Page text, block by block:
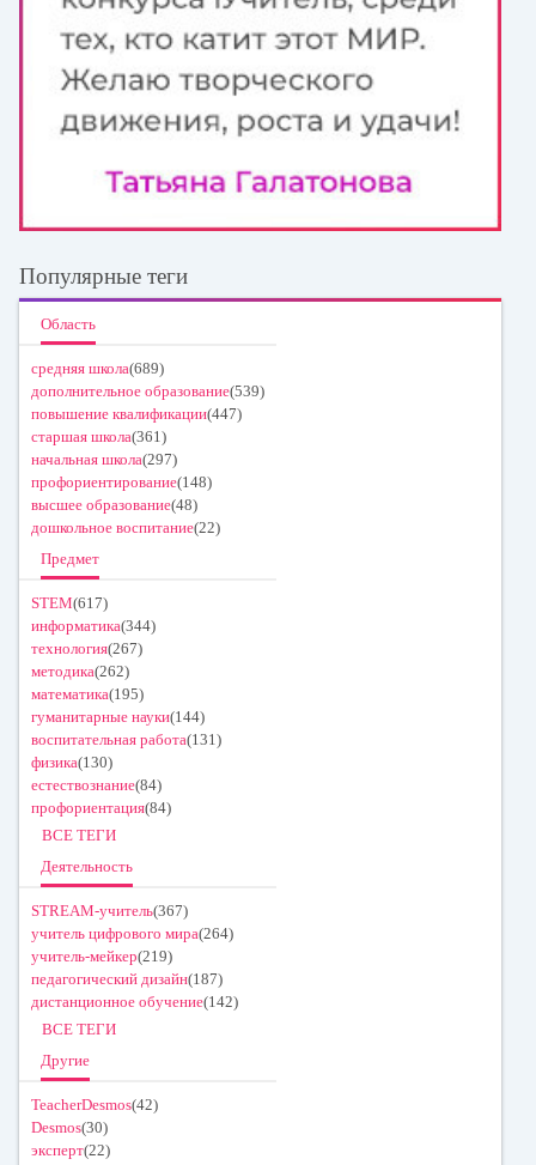
Популярные теги
Область
средняя школа(689)
дополнительное образование(539)
повышение квалификации(447)
старшая школа(361)
начальная школа(297)
профориентирование(148)
высшее образование(48)
дошкольное воспитание(22)
Предмет
STEM(617)
информатика(344)
технология(267)
методика(262)
математика(195)
гуманитарные науки(144)
воспитательная работа(131)
физика(130)
естествознание(84)
профориентация(84)
ВСЕ ТЕГИ
Деятельность
STREAM-учитель(367)
учитель цифрового мира(264)
учитель-мейкер(219)
педагогический дизайн(187)
дистанционное обучение(142)
ВСЕ ТЕГИ
Другие
TeacherDesmos(42)
Desmos(30)
эксперт(22)